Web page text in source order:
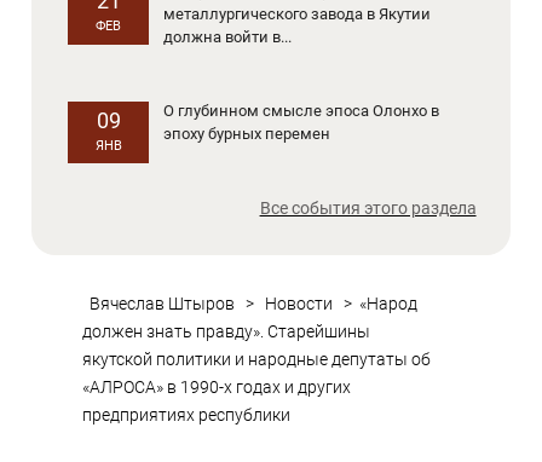
ФЕВ
металлургического завода в Якутии
должна войти в...
09
ЯНВ
О глубинном смысле эпоса Олонхо в
эпоху бурных перемен
Все события этого раздела
Вячеслав Штыров > Новости > «Народ
должен знать правду». Старейшины
якутской политики и народные депутаты об
«АЛРОСА» в 1990-х годах и других
предприятиях республики